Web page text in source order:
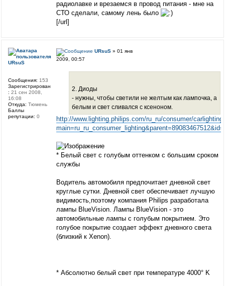
радиолавке и врезаемся в провод питания - мне на
СТО сделали, самому лень было
[/url]
URsuS» 01 янв
2009, 00:57
2. Диоды
- нужны, чтобы светили не желтым как лампочка, а
белым и свет сливался с ксеноном.
http://www.lighting.philips.com/ru_ru/consumer/
* Белый свет с голубым оттенком с большим сроком
службы
Водитель автомобиля предпочитает дневной свет
круглые сутки. Дневной свет обеспечивает лучшую
видимость,поэтому компания Philips разработала
лампы BlueVision. Лампы BlueVision - это
автомобильные лампы с голубым покрытием. Это
голубое покрытие создает эффект дневного света
(близкий к Xenon).
* Абсолютно белый свет при температуре 4000° K
URsuS
Сообщения: 153
Зарегистрирован
: 21 сен 2008,
16:08
Откуда: Тюмень
Баллы
репутации: 0